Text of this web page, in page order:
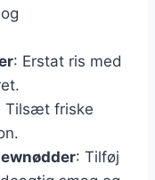
: Erstat ris med
Tilsæt friske
: Tilføj